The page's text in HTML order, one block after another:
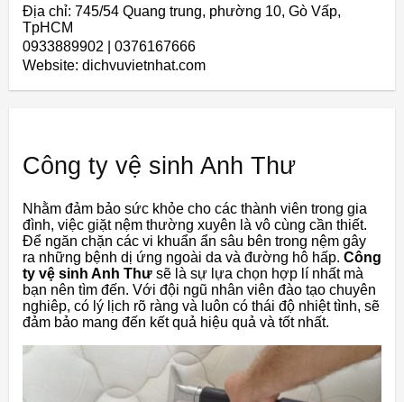
Địa chỉ: 745/54 Quang trung, phường 10, Gò Vấp,
TpHCM
0933889902 | 0376167666
Website: dichvuvietnhat.com
Công ty vệ sinh Anh Thư
Nhằm đảm bảo sức khỏe cho các thành viên trong gia
đình, việc giặt nệm thường xuyên là vô cùng cần thiết.
Để ngăn chặn các vi khuẩn ẩn sâu bên trong nệm gây
ra những bệnh dị ứng ngoài da và đường hô hấp. Công
ty vệ sinh Anh Thư sẽ là sự lựa chọn hợp lí nhất mà
bạn nên tìm đến. Với đội ngũ nhân viên đào tạo chuyên
nghiêp, có lý lịch rõ ràng và luôn có thái độ nhiệt tình, sẽ
đảm bảo mang đến kết quả hiệu quả và tốt nhất.